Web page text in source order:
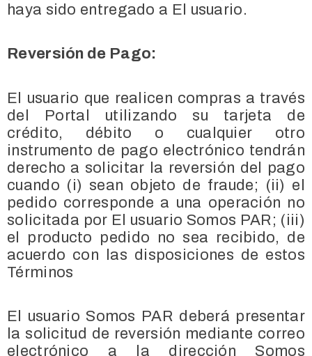
haya sido entregado a El usuario.
Reversión de Pago:
El usuario que realicen compras a través
del Portal utilizando su tarjeta de
crédito, débito o cualquier otro
instrumento de pago electrónico tendrán
derecho a solicitar la reversión del pago
cuando (i) sean objeto de fraude; (ii) el
pedido corresponde a una operación no
solicitada por El usuario Somos PAR; (iii)
el producto pedido no sea recibido, de
acuerdo con las disposiciones de estos
Términos
El usuario Somos PAR deberá presentar
la solicitud de reversión mediante correo
electrónico a la dirección Somos